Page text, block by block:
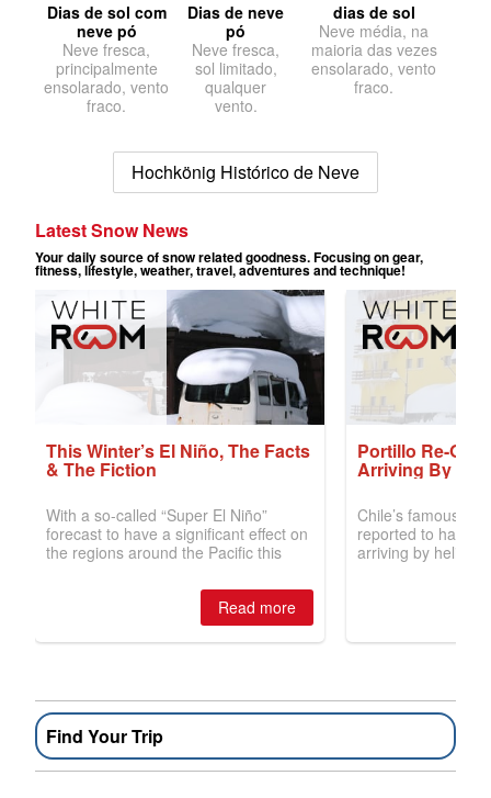
Dias de sol com
neve pó
Neve fresca,
principalmente
ensolarado, vento
fraco.
Dias de neve
pó
Neve fresca,
sol limitado,
qualquer
vento.
dias de sol
Neve média, na
maioria das vezes
ensolarado, vento
fraco.
Hochkönig Histórico de Neve
Find Your Trip